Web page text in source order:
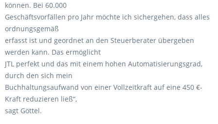
können. Bei 60.000
Geschäftsvorfällen pro Jahr möchte ich sichergehen, dass alles
ordnungsgemäß
erfasst ist und geordnet an den Steuerberater übergeben
werden kann. Das ermöglicht
JTL perfekt und das mit einem hohen Automatisierungsgrad,
durch den sich mein
Buchhaltungsaufwand von einer Vollzeitkraft auf eine 450 €-
Kraft reduzieren ließ“,
sagt Göttel.